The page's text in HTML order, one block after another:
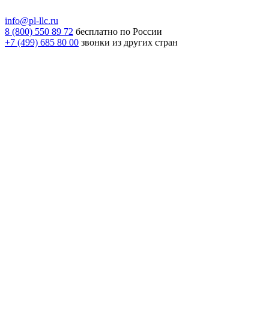
info@pl-llc.ru
8 (800) 550 89 72 бесплатно по России
+7 (499) 685 80 00 звонки из других стран